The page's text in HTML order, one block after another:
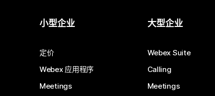
小型企业
定价
Webex 应用程序
Meetings
大型企业
Webex Suite
Calling
Meetings